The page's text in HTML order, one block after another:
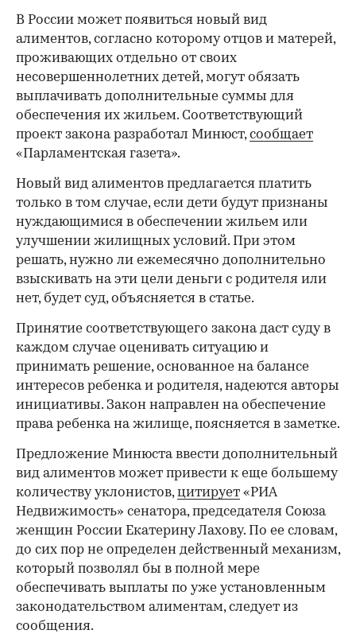
В России может появиться новый вид
алиментов, согласно которому отцов и матерей,
проживающих отдельно от своих
несовершеннолетних детей, могут обязать
выплачивать дополнительные суммы для
обеспечения их жильем. Соответствующий
проект закона разработал Минюст,сообщает
«Парламентская газета».
Новый вид алиментов предлагается платить
только в том случае, если дети будут признаны
нуждающимися в обеспечении жильем или
улучшении жилищных условий. При этом
решать, нужно ли ежемесячно дополнительно
взыскивать на эти цели деньги с родителя или
нет, будет суд, объясняется в статье.
Принятие соответствующего закона даст суду в
каждом случае оценивать ситуацию и
принимать решение, основанное на балансе
интересов ребенка и родителя, надеются авторы
инициативы. Закон направлен на обеспечение
права ребенка на жилище, поясняется в заметке.
Предложение Минюста ввести дополнительный
вид алиментов может привести к еще большему
количеству уклонистов,цитирует «РИА
Недвижимость» сенатора, председателя Союза
женщин России Екатерину Лахову. По ее словам,
до сих пор не определен действенный механизм,
который позволял бы в полной мере
обеспечивать выплаты по уже установленным
законодательством алиментам, следует из
сообщения.